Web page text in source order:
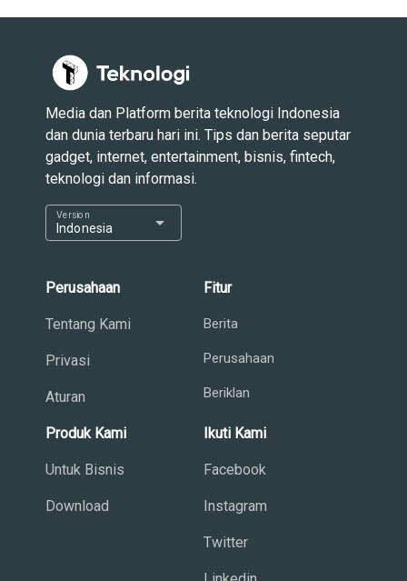
Media dan Platform berita teknologi Indonesia
dan dunia terbaru hari ini. Tips dan berita seputar
gadget, internet, entertainment, bisnis, fintech,
teknologi dan informasi.
Indonesia
Version arrow_drop_down
Perusahaan
Tentang Kami
Privasi
Aturan
Fitur
Berita
Perusahaan
Beriklan
Produk Kami
Untuk Bisnis
Download
Ikuti Kami
Facebook
Instagram
Twitter